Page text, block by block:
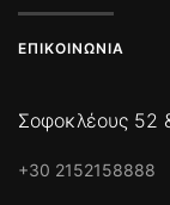
ΕΠΙΚΟΙΝΩΝΊΑ
Σοφοκλέους 52
+30 2152158888